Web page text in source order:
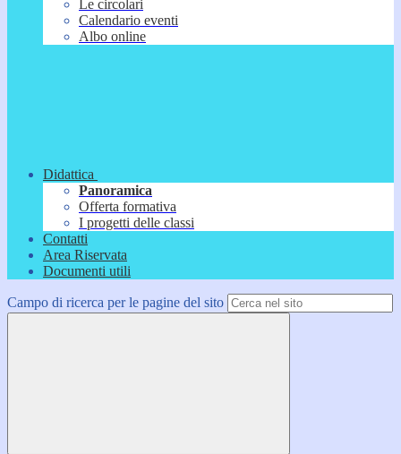
Le circolari
Calendario eventi
Albo online
Didattica
Panoramica
Offerta formativa
I progetti delle classi
Contatti
Area Riservata
Documenti utili
Campo di ricerca per le pagine del sito